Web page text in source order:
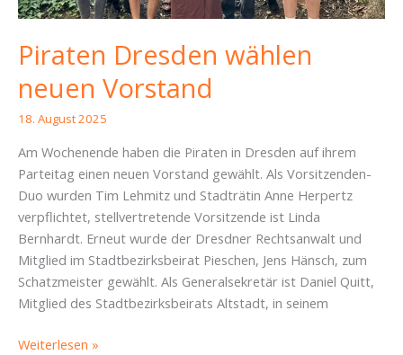
Piraten Dresden wählen
neuen Vorstand
18. August 2025
Am Wochenende haben die Piraten in Dresden auf ihrem
Parteitag einen neuen Vorstand gewählt. Als Vorsitzenden-
Duo wurden Tim Lehmitz und Stadträtin Anne Herpertz
verpflichtet, stellvertretende Vorsitzende ist Linda
Bernhardt. Erneut wurde der Dresdner Rechtsanwalt und
Mitglied im Stadtbezirksbeirat Pieschen, Jens Hänsch, zum
Schatzmeister gewählt. Als Generalsekretär ist Daniel Quitt,
Mitglied des Stadtbezirksbeirats Altstadt, in seinem
Piraten
Weiterlesen »